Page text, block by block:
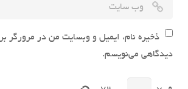
ذخیره نام، ایمیل و وبسایت من در مرورگر
دیدگاهی می‌نویسم.